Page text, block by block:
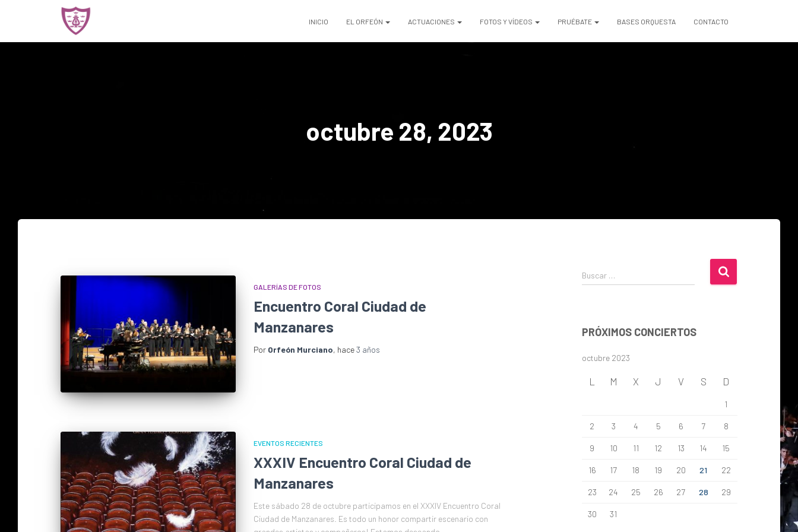
INICIO EL ORFEÓN ACTUACIONES FOTOS Y VÍDEOS PRUÉBATE BASES ORQUESTA CONTACTO
octubre 28, 2023
GALERÍAS DE FOTOS
Encuentro Coral Ciudad de
Manzanares
Por Orfeón Murciano, hace3 años
EVENTOS RECIENTES
XXXIV Encuentro Coral Ciudad de
Manzanares
Este sábado 28 de octubre participamos en el XXXIV Encuentro Coral
Ciudad de Manzanares. Es todo un honor compartir escenario con
u
r
Buscar …
PRÓXIMOS CONCIERTOS
octubre 2023
L M X J V S D
1
2 3 4 5 6 7 8
9 10 11 12 13 14 15
16 17 18 19 20 21 22
23 24 25 26 27 28 29
30 31